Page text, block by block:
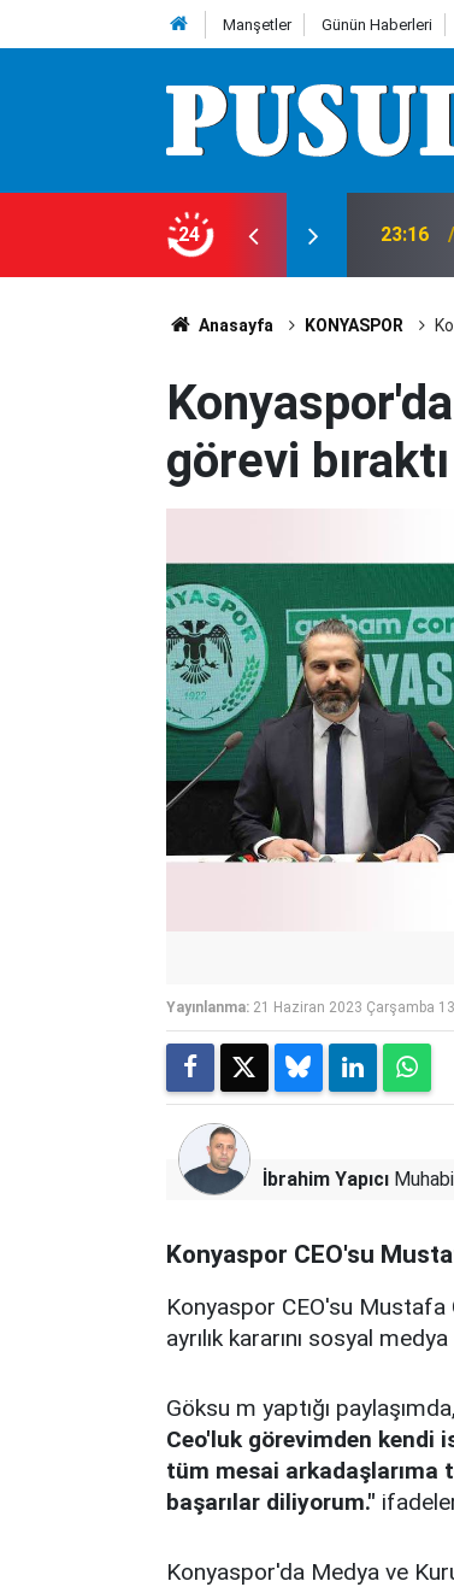
Manşetler Günün Haberleri
24 23:16
Anasayfa KONYASPOR
görevi bıraktı
Yayınlanma: 21 Haziran 2023 Çarşamba
İbrahim Yapıcı
Konyaspor CEO'su
Konyaspor CEO'su Mustafa
ayrılık kararını sosyal
Göksu m yaptığı paylaşımda,
Ceo'luk görevimden kendi
tüm mesai arkadaşlarıma
başarılar diliyorum."
Konyaspor'da Medya ve